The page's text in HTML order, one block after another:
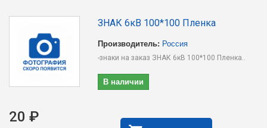
ЗНАК 6кВ 100*100 Пленка
Производитель: Россия
-знаки на заказ ЗНАК 6кВ 100*100 Пленка..
В наличии
20 ₽